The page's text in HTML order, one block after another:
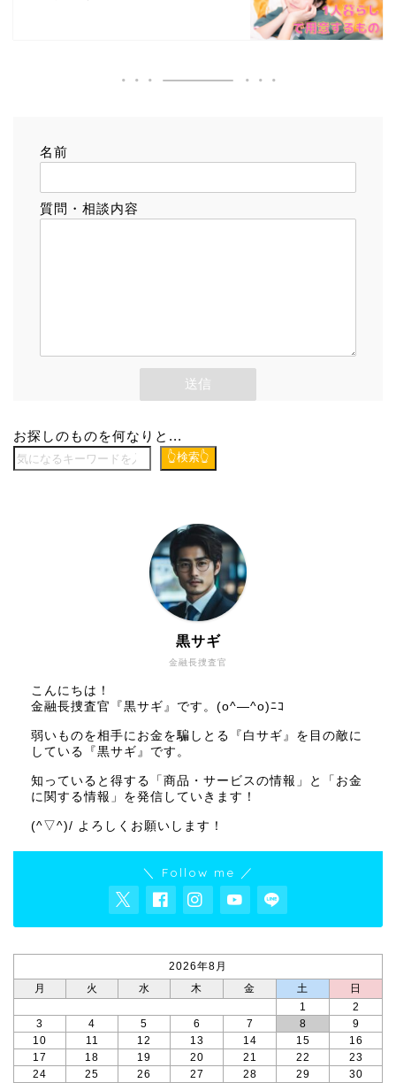
名前
質問・相談内容
お探しのものを何なりと...
👆検索👆
金融長捜査官
黒サギ
こんにちは！
金融長捜査官『黒サギ』です。(o^―^o)ﾆｺ
弱いものを相手にお金を騙しとる『白サギ』を目の敵に
している『黒サギ』です。
知っていると得する「商品・サービスの情報」と「お金
に関する情報」を発信していきます！
(^▽^)/ よろしくお願いします！
＼ Follow me ／
2026年8月
月
火 水 木 金 土
日
1
2
3
4 5 6 7 8
9
10
11 12 13 14 15
16
17
18 19 20 21 22
23
24
25 26 27 28 29
30